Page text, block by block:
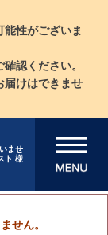
能性がございま
認ください。
けはできませ
ませ
ト 様
メニューを開
せん。